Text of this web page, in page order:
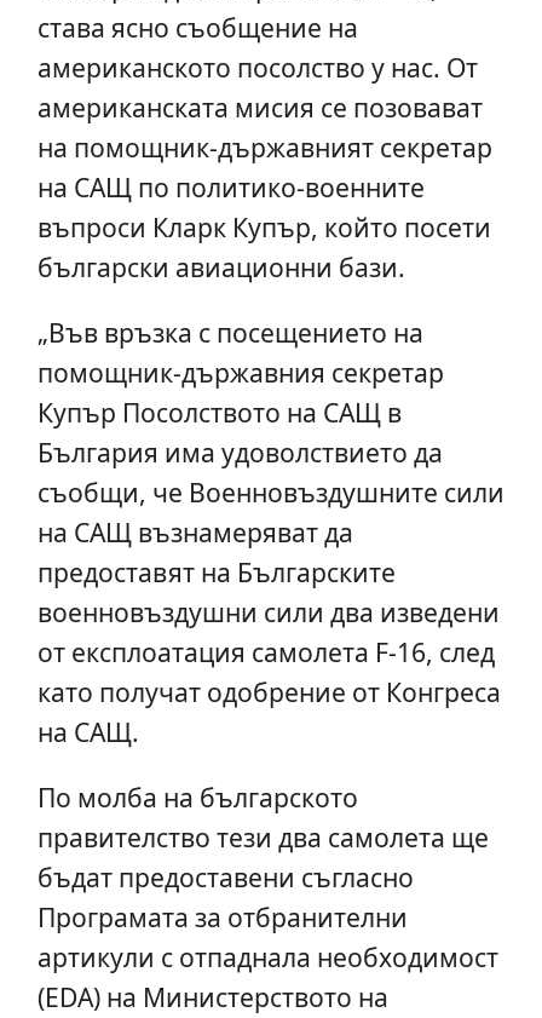
става ясно съобщение на
американското посолство у нас. От
американската мисия се позовават
на помощник-държавният секретар
на САЩ по политико-военните
въпроси Кларк Купър, който посети
български авиационни бази.
„Във връзка с посещението на
помощник-държавния секретар
Купър Посолството на САЩ в
България има удоволствието да
съобщи, че Военновъздушните сили
на САЩ възнамеряват да
предоставят на Българските
военновъздушни сили два изведени
от експлоатация самолета F-16, след
като получат одобрение от Конгреса
на САЩ.
По молба на българското
правителство тези два самолета ще
бъдат предоставени съгласно
Програмата за отбранителни
артикули с отпаднала необходимост
(EDA) на Министерството на